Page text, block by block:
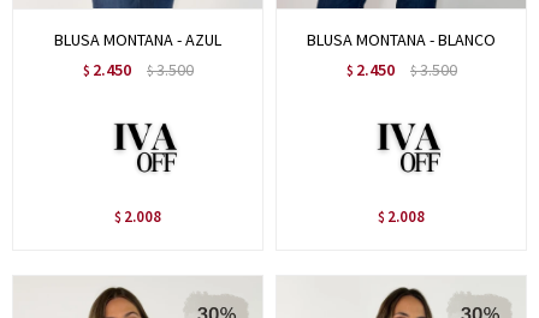
BLUSA MONTANA - AZUL
$ 2.450 $3.500
$ 2.008
BLUSA MONTANA - BLANCO
$ 2.450 $3.500
$ 2.008